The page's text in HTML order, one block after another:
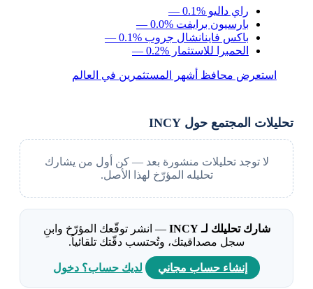
راي داليو — 0.1%
بارسيون برايفت — 0.0%
باكس فاينانشال جروب — 0.1%
الحمبرا للاستثمار — 0.2%
استعرض محافظ أشهر المستثمرين في العالم
تحليلات المجتمع حول INCY
لا توجد تحليلات منشورة بعد — كن أول من يشارك
تحليله المؤرّخ لهذا الأصل.
شارك تحليلك لـ INCY
— انشر توقّعك المؤرّخ وابنِ
سجل مصداقيتك، وتُحتسب دقّتك تلقائياً.
إنشاء حساب مجاني لديك حساب؟ دخول